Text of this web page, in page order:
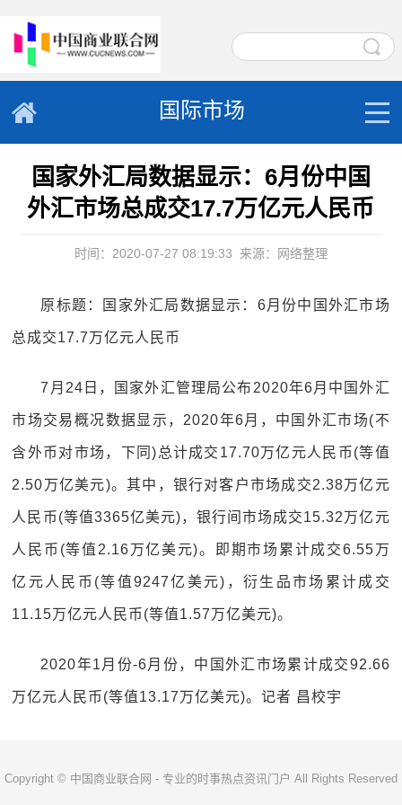
国际市场
国家外汇局数据显示：6月份中国
外汇市场总成交17.7万亿元人民币
时间：2020-07-27 08:19:33 来源：网络整理
原标题：国家外汇局数据显示：6月份中国外汇市场
总成交17.7万亿元人民币
7月24日，国家外汇管理局公布2020年6月中国外汇
市场交易概况数据显示，2020年6月，中国外汇市场(不
含外币对市场，下同)总计成交17.70万亿元人民币(等值
2.50万亿美元)。其中，银行对客户市场成交2.38万亿元
人民币(等值3365亿美元)，银行间市场成交15.32万亿元
人民币(等值2.16万亿美元)。即期市场累计成交6.55万
亿元人民币(等值9247亿美元)，衍生品市场累计成交
11.15万亿元人民币(等值1.57万亿美元)。
2020年1月份-6月份，中国外汇市场累计成交92.66
万亿元人民币(等值13.17万亿美元)。记者 昌校宇
Copyright © 中国商业联合网 - 专业的时事热点资讯门户 All Rights Reserved